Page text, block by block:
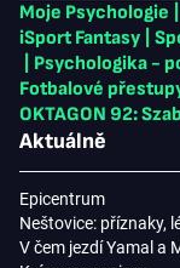
Moje Psychologie
iSport Fantasy
Psychologika -
Fotbalové
OKTAGON 92:
Aktuálně
Epicentrum
Neštovice: příznaky,
V čem jezdí Yamal a